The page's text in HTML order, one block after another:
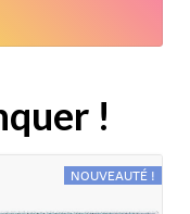
!
NOUVEAUTÉ !